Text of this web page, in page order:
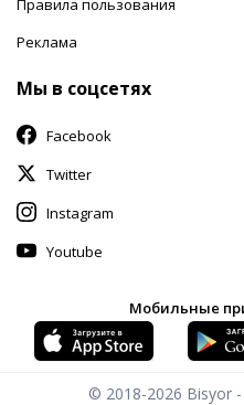
Правила пользования
Реклама
Мы в соцсетях
Facebook
Twitter
Instagram
Youtube
Мобильные
© 2018-2026 Bisyor